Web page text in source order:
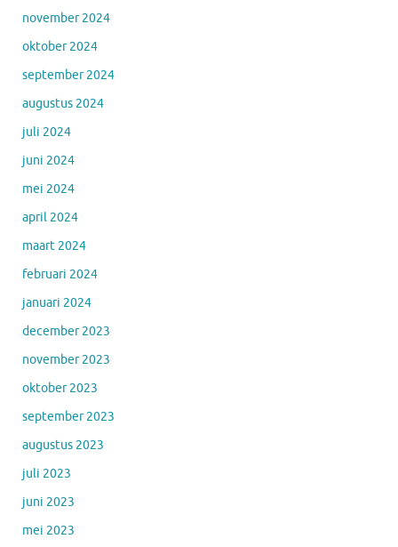
november 2024
oktober 2024
september 2024
augustus 2024
juli 2024
juni 2024
mei 2024
april 2024
maart 2024
februari 2024
januari 2024
december 2023
november 2023
oktober 2023
september 2023
augustus 2023
juli 2023
juni 2023
mei 2023